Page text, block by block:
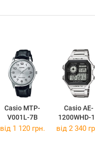
Casio MTP-
V001L-7B
Casio AE-
1200WHD-
від 1 120 грн. від 2 340